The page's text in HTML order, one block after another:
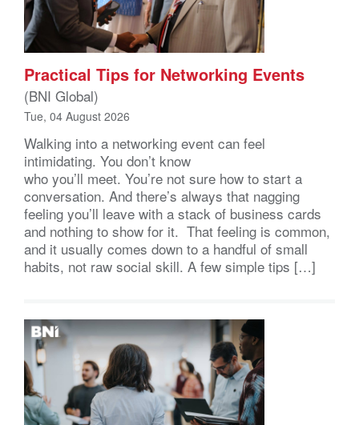
Practical Tips for Networking Events
(BNI Global)
Tue, 04 August 2026
Walking into a networking event can feel
intimidating. You don’t know
who you’ll meet. You’re not sure how to start a
conversation. And there’s always that nagging
feeling you’ll leave with a stack of business cards
and nothing to show for it. That feeling is common,
and it usually comes down to a handful of small
habits, not raw social skill. A few simple tips […]